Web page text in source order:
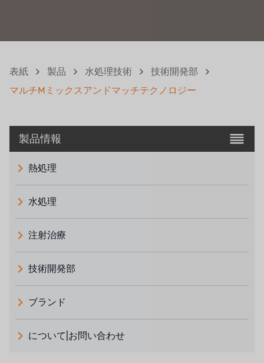
表紙 製品 水処理技術
技術開発部
マルチMミックスアンドマッチテクノロジー
製品情報
熱処理
水処理
注射治療
技術開発部
ブランド
義大利 ATLAS
について|お問い合わせ